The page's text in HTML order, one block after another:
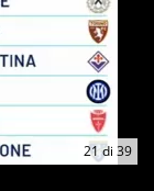
21di 39